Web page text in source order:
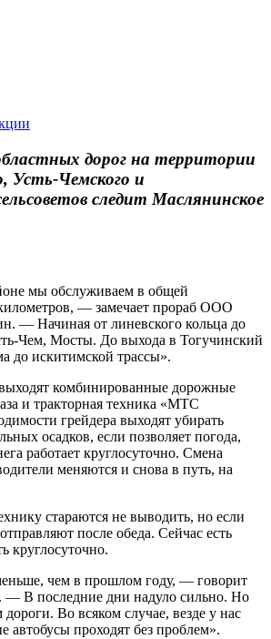
дорог на территории
Усть-Чемского и
следит Маслянинское
мы обслуживаем в общей
— замечает прораб ООО
— Начиная от линевского кольца до
Чем, Мосты. До выхода в Тогучинский
до искитимской трассы».
комбинированные дорожные
и тракторная техника «МТС
грейдера выходят убирать
осадков, если позволяет погода,
работает круглосуточно. Смена
меняются и снова в путь, на
стараются не выводить, но если
после обеда. Сейчас есть
круглосуточно.
чем в прошлом году, — говорит
— В последние дни надуло сильно. Но
Во всяком случае, везде у нас
автобусы проходят без проблем».